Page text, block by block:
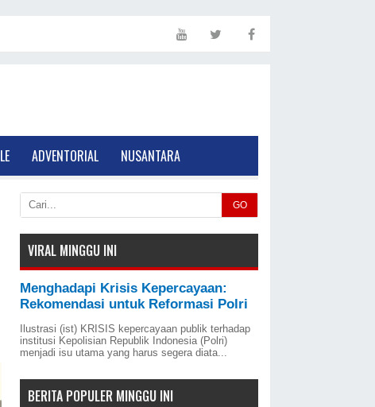
ADVENTORIAL NUSANTARA
GO
VIRAL MINGGU INI
Menghadapi Krisis Kepercayaan:
Rekomendasi untuk Reformasi Polri
Ilustrasi (ist) KRISIS kepercayaan publik terhadap
institusi Kepolisian Republik Indonesia (Polri)
menjadi isu utama yang harus segera diata...
BERITA POPULER MINGGU INI